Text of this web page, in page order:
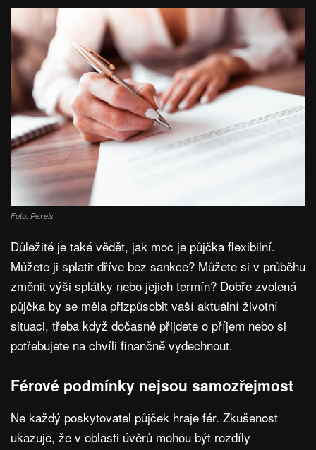
Foto: Pexels
Důležité je také vědět, jak moc je půjčka flexibilní.
Můžete ji splatit dříve bez sankce? Můžete si v průběhu
změnit výši splátky nebo jejich termín? Dobře zvolená
půjčka by se měla přizpůsobit vaší aktuální životní
situaci, třeba když dočasně přijdete o příjem nebo si
potřebujete na chvíli finančně vydechnout.
Férové podmínky nejsou samozřejmost
Ne každý poskytovatel půjček hraje fér. Zkušenost
ukazuje, že v oblasti úvěrů mohou být rozdíly